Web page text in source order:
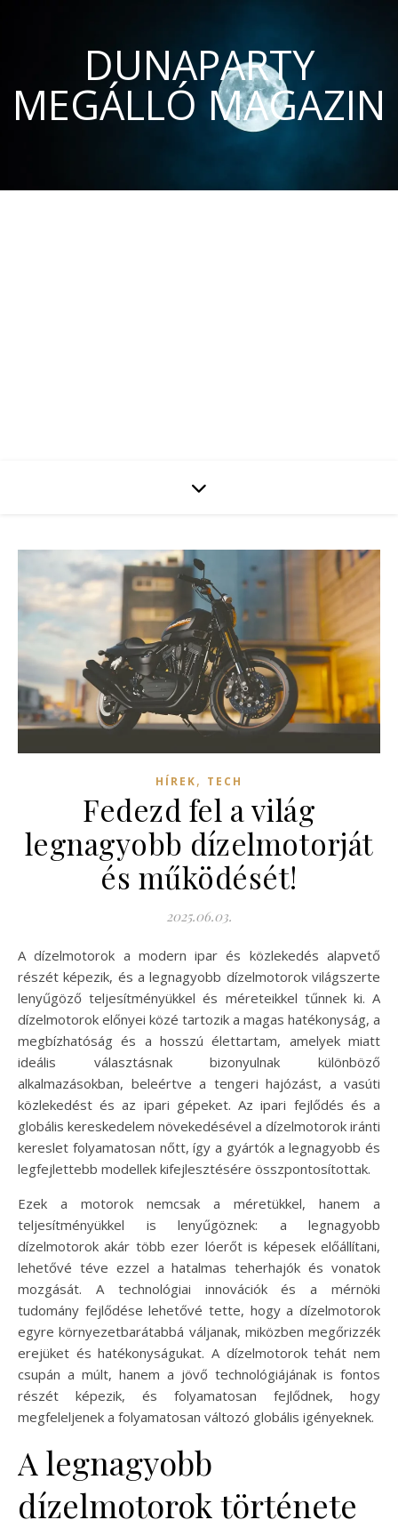
DUNAPARTY
MEGÁLLÓ MAGAZIN
HÍREK, TECH
Fedezd fel a világ
legnagyobb dízelmotorját
és működését!
2025.06.03.
A dízelmotorok a modern ipar és közlekedés alapvető
részét képezik, és a legnagyobb dízelmotorok világszerte
lenyűgöző teljesítményükkel és méreteikkel tűnnek ki. A
dízelmotorok előnyei közé tartozik a magas hatékonyság, a
megbízhatóság és a hosszú élettartam, amelyek miatt
ideális választásnak bizonyulnak különböző
alkalmazásokban, beleértve a tengeri hajózást, a vasúti
közlekedést és az ipari gépeket. Az ipari fejlődés és a
globális kereskedelem növekedésével a dízelmotorok iránti
kereslet folyamatosan nőtt, így a gyártók a legnagyobb és
legfejlettebb modellek kifejlesztésére összpontosítottak.
Ezek a motorok nemcsak a méretükkel, hanem a
teljesítményükkel is lenyűgöznek: a legnagyobb
dízelmotorok akár több ezer lóerőt is képesek előállítani,
lehetővé téve ezzel a hatalmas teherhajók és vonatok
mozgását. A technológiai innovációk és a mérnöki
tudomány fejlődése lehetővé tette, hogy a dízelmotorok
egyre környezetbarátabbá váljanak, miközben megőrizzék
erejüket és hatékonyságukat. A dízelmotorok tehát nem
csupán a múlt, hanem a jövő technológiájának is fontos
részét képezik, és folyamatosan fejlődnek, hogy
megfeleljenek a folyamatosan változó globális igényeknek.
A legnagyobb
dízelmotorok története